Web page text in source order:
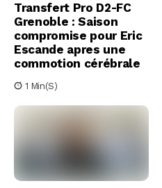
Transfert Pro D2-FC
Grenoble : Saison
compromise pour Eric
Escande apres une
commotion cérébrale
1 Min(s)